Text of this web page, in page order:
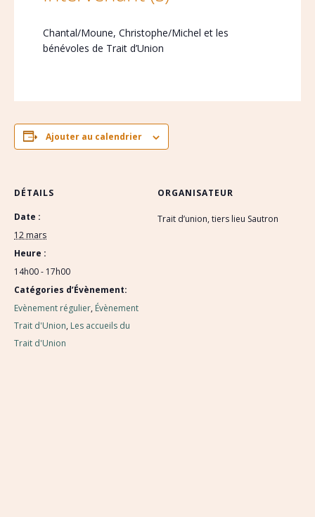
Chantal/Moune, Christophe/Michel et les
bénévoles de Trait d’Union
Ajouter au calendrier
DÉTAILS
Date :
12 mars
Heure :
14h00 - 17h00
Catégories d’Évènement:
Evènement régulier, Évènement
Trait d'Union, Les accueils du
Trait d'Union
ORGANISATEUR
Trait d’union, tiers lieu Sautron